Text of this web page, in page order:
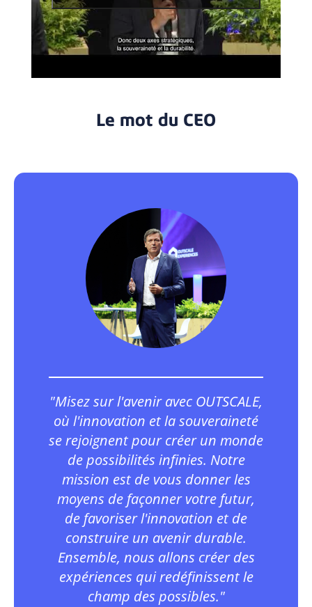
Le mot du CEO
"Misez sur l'avenir avec OUTSCALE,
où l'innovation et la souveraineté
se rejoignent pour créer un monde
de possibilités infinies. Notre
mission est de vous donner les
moyens de façonner votre futur,
de favoriser l'innovation et de
construire un avenir durable.
Ensemble, nous allons créer des
expériences qui redéfinissent le
champ des possibles."